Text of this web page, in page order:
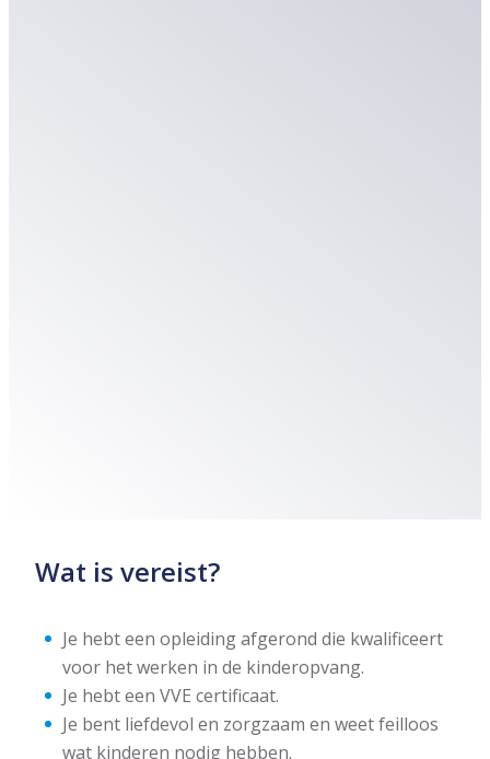
Wat is vereist?
Je hebt een opleiding afgerond die kwalificeert
voor het werken in de kinderopvang.
Je hebt een VVE certificaat.
Je bent liefdevol en zorgzaam en weet feilloos
wat kinderen nodig hebben.